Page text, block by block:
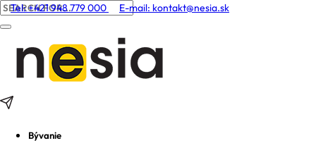
Tel: +421 948 779 000 E-mail: kontakt@nesia.sk
Bývanie